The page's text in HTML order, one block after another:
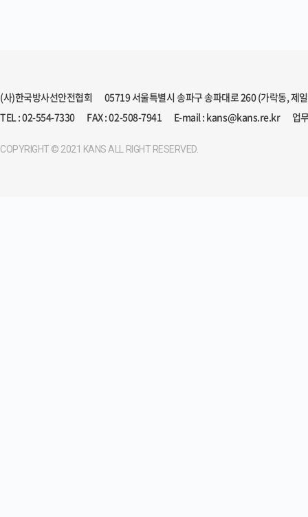
(사)한국방사선안전협회
05719 서울특별시 송파구 송파대로 260 (가락동, 제
TEL : 02-554-7330
FAX : 02-508-7941 E-mail : kans@kans.re.kr 업
COPYRIGHT © 2021 KANS ALL RIGHT RESERVED.